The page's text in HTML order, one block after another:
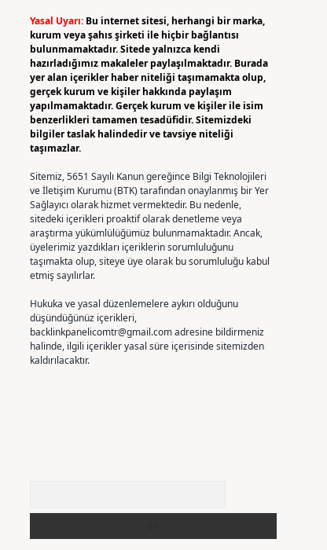
Yasal Uyarı: Bu internet sitesi, herhangi bir marka,
kurum veya şahıs şirketi ile hiçbir bağlantısı
bulunmamaktadır. Sitede yalnızca kendi
hazırladığımız makaleler paylaşılmaktadır. Burada
yer alan içerikler haber niteliği taşımamakta olup,
gerçek kurum ve kişiler hakkında paylaşım
yapılmamaktadır. Gerçek kurum ve kişiler ile isim
benzerlikleri tamamen tesadüfidir. Sitemizdeki
bilgiler taslak halindedir ve tavsiye niteliği
taşımazlar.
Sitemiz, 5651 Sayılı Kanun gereğince Bilgi Teknolojileri
ve İletişim Kurumu (BTK) tarafından onaylanmış bir Yer
Sağlayıcı olarak hizmet vermektedir. Bu nedenle,
sitedeki içerikleri proaktif olarak denetleme veya
araştırma yükümlülüğümüz bulunmamaktadır. Ancak,
üyelerimiz yazdıkları içeriklerin sorumluluğunu
taşımakta olup, siteye üye olarak bu sorumluluğu kabul
etmiş sayılırlar.
Hukuka ve yasal düzenlemelere aykırı olduğunu
düşündüğünüz içerikleri,
backlinkpanelicomtr@gmail.comadresine bildirmeniz
halinde, ilgili içerikler yasal süre içerisinde sitemizden
kaldırılacaktır.